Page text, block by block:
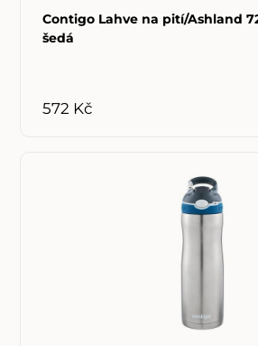
Contigo Lahve na pití/Ashland
šedá
572 Kč